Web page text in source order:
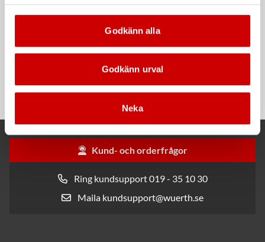
Godkänn alla
Godkänn urval
Neka
För snabb och effektiv rengöring
metall-, plast- och gummidetaljer.
Kund- och orderfrågor
Ring kundsupport 019 - 35 10 30
Maila kundsupport@wuerth.se